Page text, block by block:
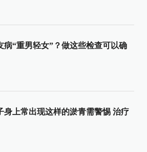
病“重男轻女”？做这些检查可以确
身上常出现这样的淤青需警惕 治疗